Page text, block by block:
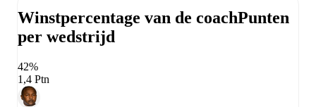
Winstpercentage van de coachPunten
per wedstrijd
42%
1,4 Ptn